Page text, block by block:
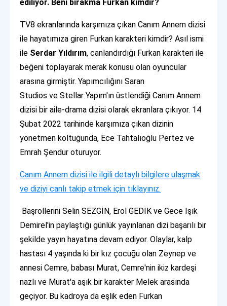
ediliyor. Beni bırakma Furkan kimdir?
TV8 ekranlarında karşımıza çıkan Canım Annem dizisi
ile hayatımıza giren Furkan karakteri kimdir? Asıl ismi
ile Serdar Yıldırım, canlandırdığı Furkan karakteri ile
beğeni toplayarak merak konusu olan oyuncular
arasına girmiştir. Yapımcılığını Saran
Studios ve Stellar Yapım'ın üstlendiği Canım Annem
dizisi bir aile-drama dizisi olarak ekranlara çıkıyor. 14
Şubat 2022 tarihinde karşımıza çıkan dizinin
yönetmen koltuğunda, Ece Tahtalıoğlu Pertez ve
Emrah Şendur oturuyor.
Canım Annem dizisi ile ilgili detaylı bilgilere ulaşmak
ve diziyi canlı takip etmek için tıklayınız.
Başrollerini Selin SEZGİN, Erol GEDİK ve Gece Işık
Demirel'in paylaştığı günlük yayınlanan dizi başarılı bir
şekilde yayın hayatına devam ediyor. Olaylar, kalp
hastası 4 yaşında ki bir kız çocuğu olan Zeynep ve
annesi Cemre, babası Murat, Cemre'nin ikiz kardeşi
nazlı ve Murat'a aşık bir karakter Melek arasında
geçiyor. Bu kadroya da eşlik eden Furkan